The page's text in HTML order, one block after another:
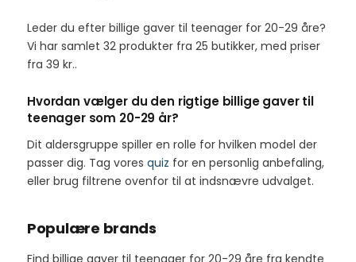
Leder du efter billige gaver til teenager for 20-29 åre?
Vi har samlet 32 produkter fra 25 butikker, med priser
fra 39 kr..
Hvordan vælger du den rigtige billige gaver til
teenager som 20-29 år?
Dit aldersgruppe spiller en rolle for hvilken model der
passer dig. Tag vores quiz for en personlig anbefaling,
eller brug filtrene ovenfor til at indsnævre udvalget.
Populære brands
Find billige gaver til teenager for 20-29 åre fra kendte